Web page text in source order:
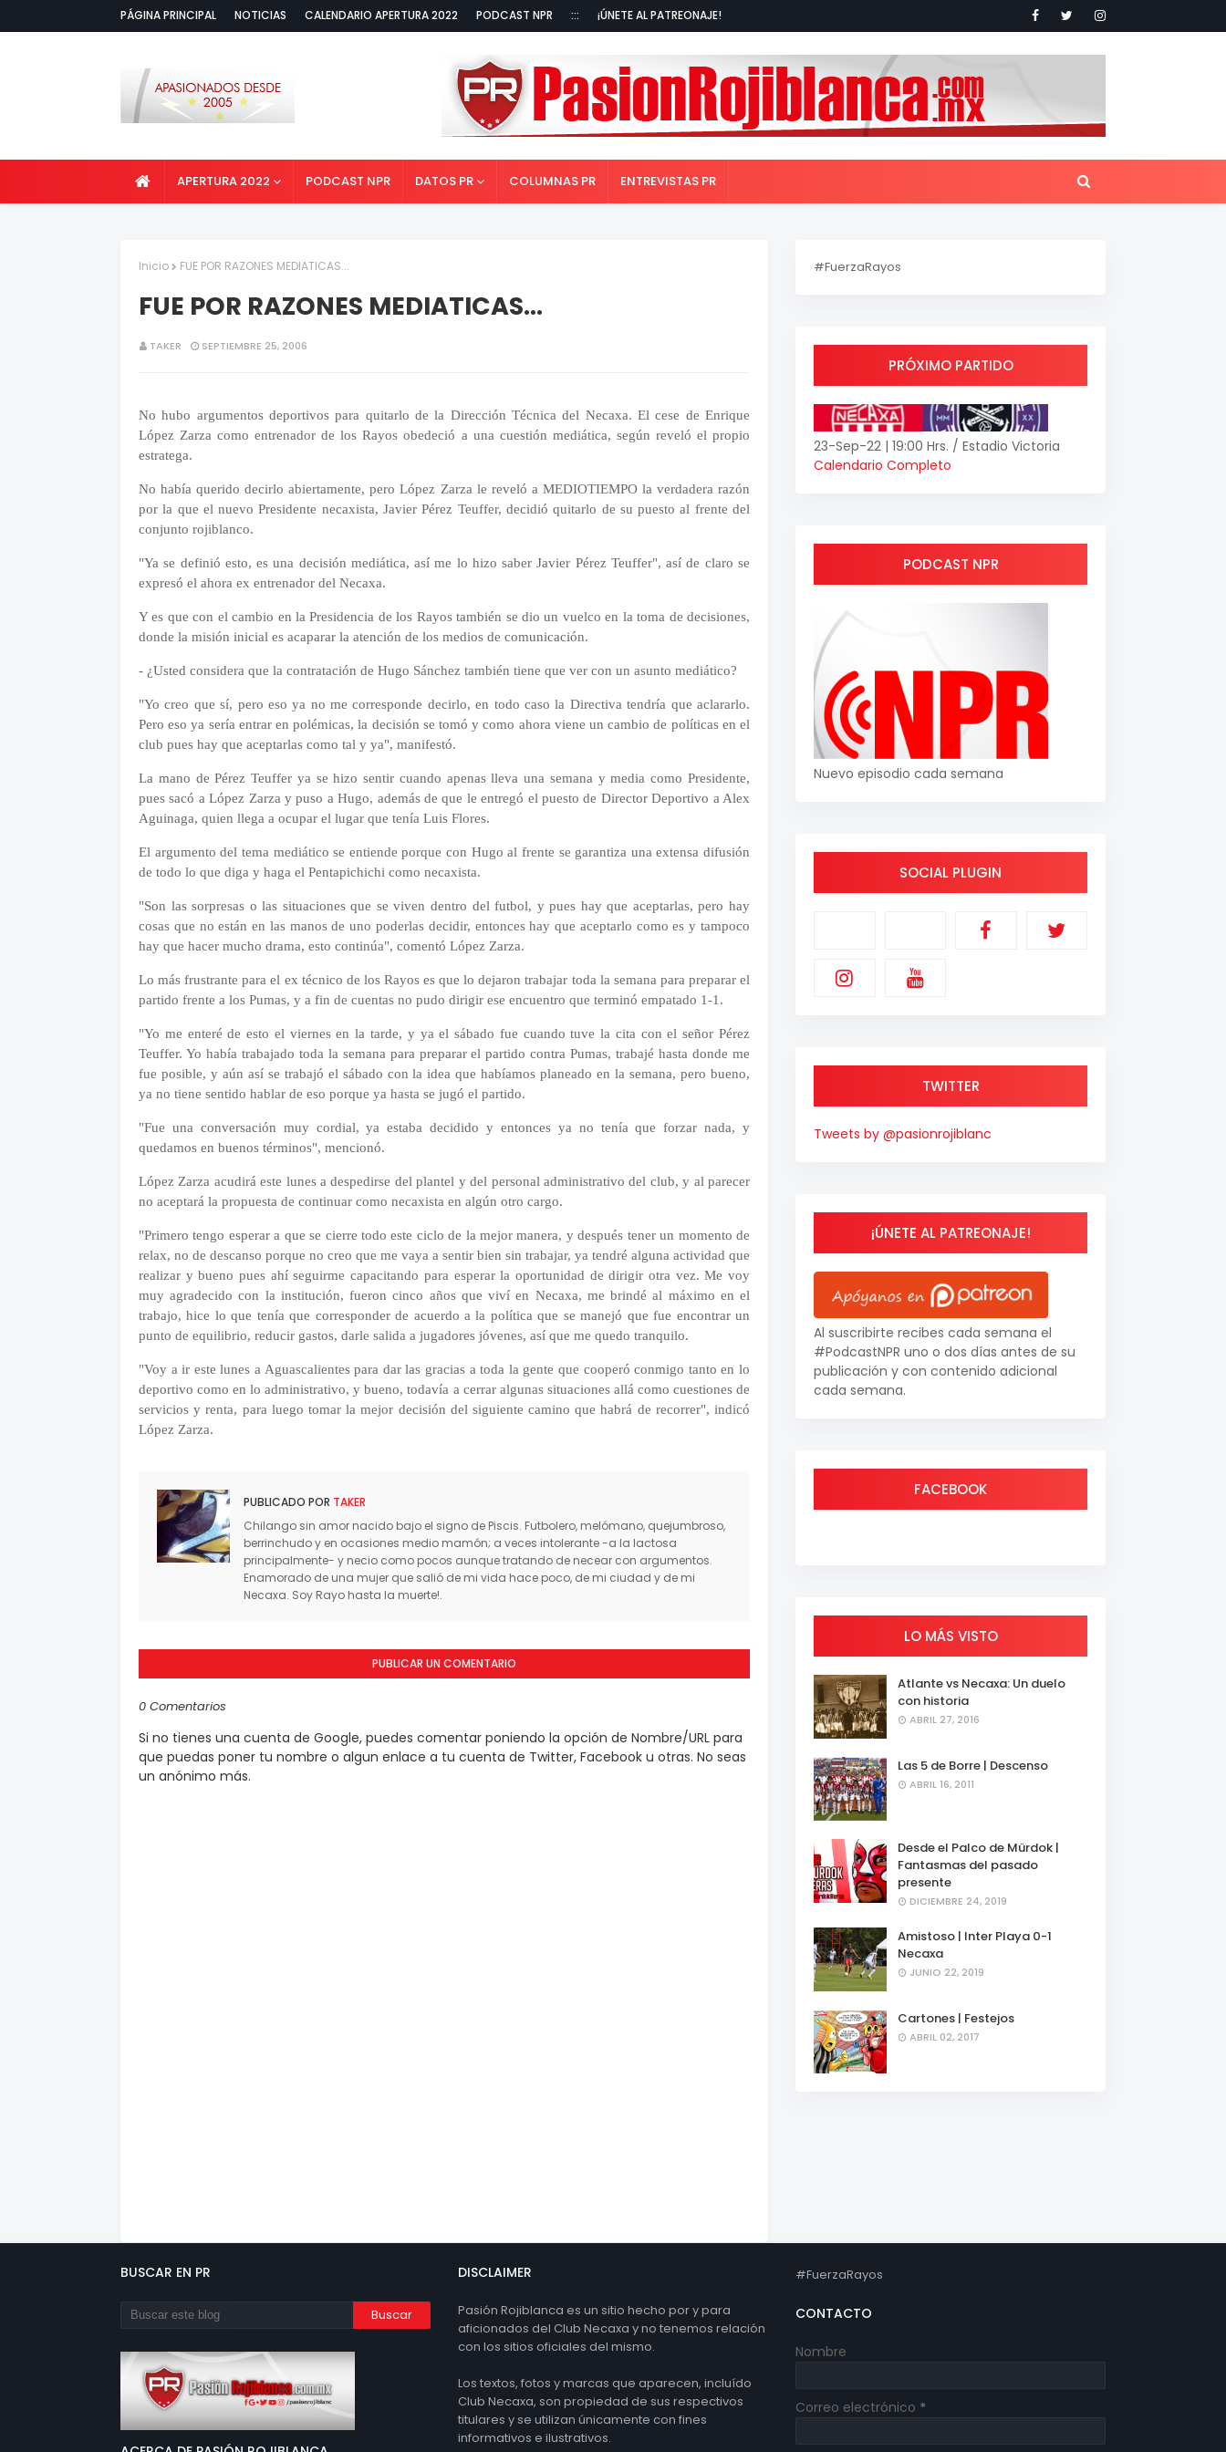
PÁGINA PRINCIPAL NOTICIAS CALENDARIO APERTURA 2022 PODCAST NPR ::: ¡ÚNETE AL PATREONAJE!
APERTURA 2022 PODCAST NPR DATOS PR COLUMNAS PR ENTREVISTAS PR
Inicio FUE POR RAZONES MEDIATICAS...
FUE POR RAZONES MEDIATICAS...
TAKER SEPTIEMBRE 25, 2006
No hubo argumentos deportivos para quitarlo de la Dirección Técnica del Necaxa. El cese de Enrique
López Zarza como entrenador de los Rayos obedeció a una cuestión mediática, según reveló el propio
estratega.
No había querido decirlo abiertamente, pero López Zarza le reveló a MEDIOTIEMPO la verdadera razón
por la que el nuevo Presidente necaxista, Javier Pérez Teuffer, decidió quitarlo de su puesto al frente del
conjunto rojiblanco.
"Ya se definió esto, es una decisión mediática, así me lo hizo saber Javier Pérez Teuffer", así de claro se
expresó el ahora ex entrenador del Necaxa.
Y es que con el cambio en la Presidencia de los Rayos también se dio un vuelco en la toma de decisiones,
donde la misión inicial es acaparar la atención de los medios de comunicación.
- ¿Usted considera que la contratación de Hugo Sánchez también tiene que ver con un asunto mediático?
"Yo creo que sí, pero eso ya no me corresponde decirlo, en todo caso la Directiva tendría que aclararlo.
Pero eso ya sería entrar en polémicas, la decisión se tomó y como ahora viene un cambio de políticas en el
club pues hay que aceptarlas como tal y ya", manifestó.
La mano de Pérez Teuffer ya se hizo sentir cuando apenas lleva una semana y media como Presidente,
pues sacó a López Zarza y puso a Hugo, además de que le entregó el puesto de Director Deportivo a Alex
Aguinaga, quien llega a ocupar el lugar que tenía Luis Flores.
El argumento del tema mediático se entiende porque con Hugo al frente se garantiza una extensa difusión
de todo lo que diga y haga el Pentapichichi como necaxista.
"Son las sorpresas o las situaciones que se viven dentro del futbol, y pues hay que aceptarlas, pero hay
cosas que no están en las manos de uno poderlas decidir, entonces hay que aceptarlo como es y tampoco
hay que hacer mucho drama, esto continúa", comentó López Zarza.
Lo más frustrante para el ex técnico de los Rayos es que lo dejaron trabajar toda la semana para preparar el
partido frente a los Pumas, y a fin de cuentas no pudo dirigir ese encuentro que terminó empatado 1-1.
"Yo me enteré de esto el viernes en la tarde, y ya el sábado fue cuando tuve la cita con el señor Pérez
Teuffer. Yo había trabajado toda la semana para preparar el partido contra Pumas, trabajé hasta donde me
fue posible, y aún así se trabajó el sábado con la idea que habíamos planeado en la semana, pero bueno,
ya no tiene sentido hablar de eso porque ya hasta se jugó el partido.
"Fue una conversación muy cordial, ya estaba decidido y entonces ya no tenía que forzar nada, y
quedamos en buenos términos", mencionó.
López Zarza acudirá este lunes a despedirse del plantel y del personal administrativo del club, y al parecer
no aceptará la propuesta de continuar como necaxista en algún otro cargo.
"Primero tengo esperar a que se cierre todo este ciclo de la mejor manera, y después tener un momento de
relax, no de descanso porque no creo que me vaya a sentir bien sin trabajar, ya tendré alguna actividad que
realizar y bueno pues ahí seguirme capacitando para esperar la oportunidad de dirigir otra vez. Me voy
muy agradecido con la institución, fueron cinco años que viví en Necaxa, me brindé al máximo en el
trabajo, hice lo que tenía que corresponder de acuerdo a la política que se manejó que fue encontrar un
punto de equilibrio, reducir gastos, darle salida a jugadores jóvenes, así que me quedo tranquilo.
"Voy a ir este lunes a Aguascalientes para dar las gracias a toda la gente que cooperó conmigo tanto en lo
deportivo como en lo administrativo, y bueno, todavía a cerrar algunas situaciones allá como cuestiones de
servicios y renta, para luego tomar la mejor decisión del siguiente camino que habrá de recorrer", indicó
López Zarza.
PUBLICADO POR TAKER
Chilango sin amor nacido bajo el signo de Piscis. Futbolero, melómano, quejumbroso,
berrinchudo y en ocasiones medio mamón; a veces intolerante -a la lactosa
principalmente- y necio como pocos aunque tratando de necear con argumentos.
Enamorado de una mujer que salió de mi vida hace poco, de mi ciudad y de mi
Necaxa. Soy Rayo hasta la muerte!.
PUBLICAR UN COMENTARIO
0 Comentarios
Si no tienes una cuenta de Google, puedes comentar poniendo la opción de Nombre/URL para
que puedas poner tu nombre o algun enlace a tu cuenta de Twitter, Facebook u otras. No seas
un anónimo más.
#FuerzaRayos
PRÓXIMO PARTIDO
23-Sep-22 | 19:00 Hrs. / Estadio Victoria
Calendario Completo
PODCAST NPR
Nuevo episodio cada semana
SOCIAL PLUGIN
TWITTER
Tweets by @pasionrojiblanc
¡ÚNETE AL PATREONAJE!
Al suscribirte recibes cada semana el
#PodcastNPR uno o dos días antes de su
publicación y con contenido adicional
cada semana.
FACEBOOK
LO MÁS VISTO
Atlante vs Necaxa: Un duelo
con historia
ABRIL 27, 2016
Las 5 de Borre | Descenso
ABRIL 16, 2011
Desde el Palco de Mürdok |
Fantasmas del pasado
presente
DICIEMBRE 24, 2019
Amistoso | Inter Playa 0-1
Necaxa
JUNIO 22, 2019
Cartones | Festejos
ABRIL 02, 2017
BUSCAR EN PR DISCLAIMER
Pasión Rojiblanca es un sitio hecho por y para
aficionados del Club Necaxa y no tenemos relación
con los sitios oficiales del mismo.
Los textos, fotos y marcas que aparecen, incluído
Club Necaxa, son propiedad de sus respectivos
titulares y se utilizan únicamente con fines
informativos e ilustrativos.
#FuerzaRayos
CONTACTO
Nombre
Correo electrónico *